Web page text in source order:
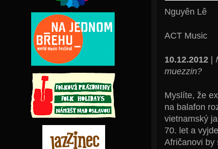
Nguyên Lê
ACT Music
10.12.2012|
muezzin?
Myslíte, že
na balafon
vietnamský
70. let a
Afričanovi by